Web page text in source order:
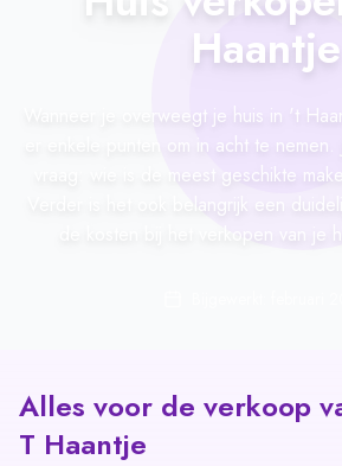
Haantje
Wanneer je overweegt je huis in 't
er enkele punten om in acht te nemen.
vraag: wie is de meest geschikte
Verder is het ook belangrijk een
de kosten bij het verkopen van je
Alles voor de verkoop
T Haantje